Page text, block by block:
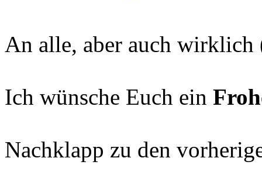
An alle, aber auch
Ich wünsche Euch ein
Nachklapp zu den